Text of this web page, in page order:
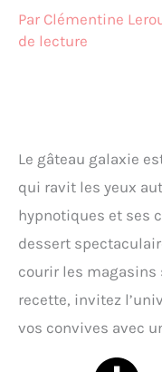
Par Clémentine
de lecture
Le gâteau galaxie
qui ravit les yeux
hypnotiques et ses
dessert
courir les magasins
recette, invitez
vos convives avec